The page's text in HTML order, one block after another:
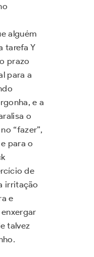
alguém
tarefa Y
prazo
para a
e a
o
“fazer”,
para o
de
irritação
e
talvez